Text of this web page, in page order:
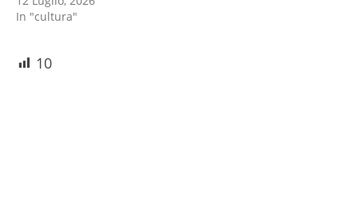
In "cultura"
10